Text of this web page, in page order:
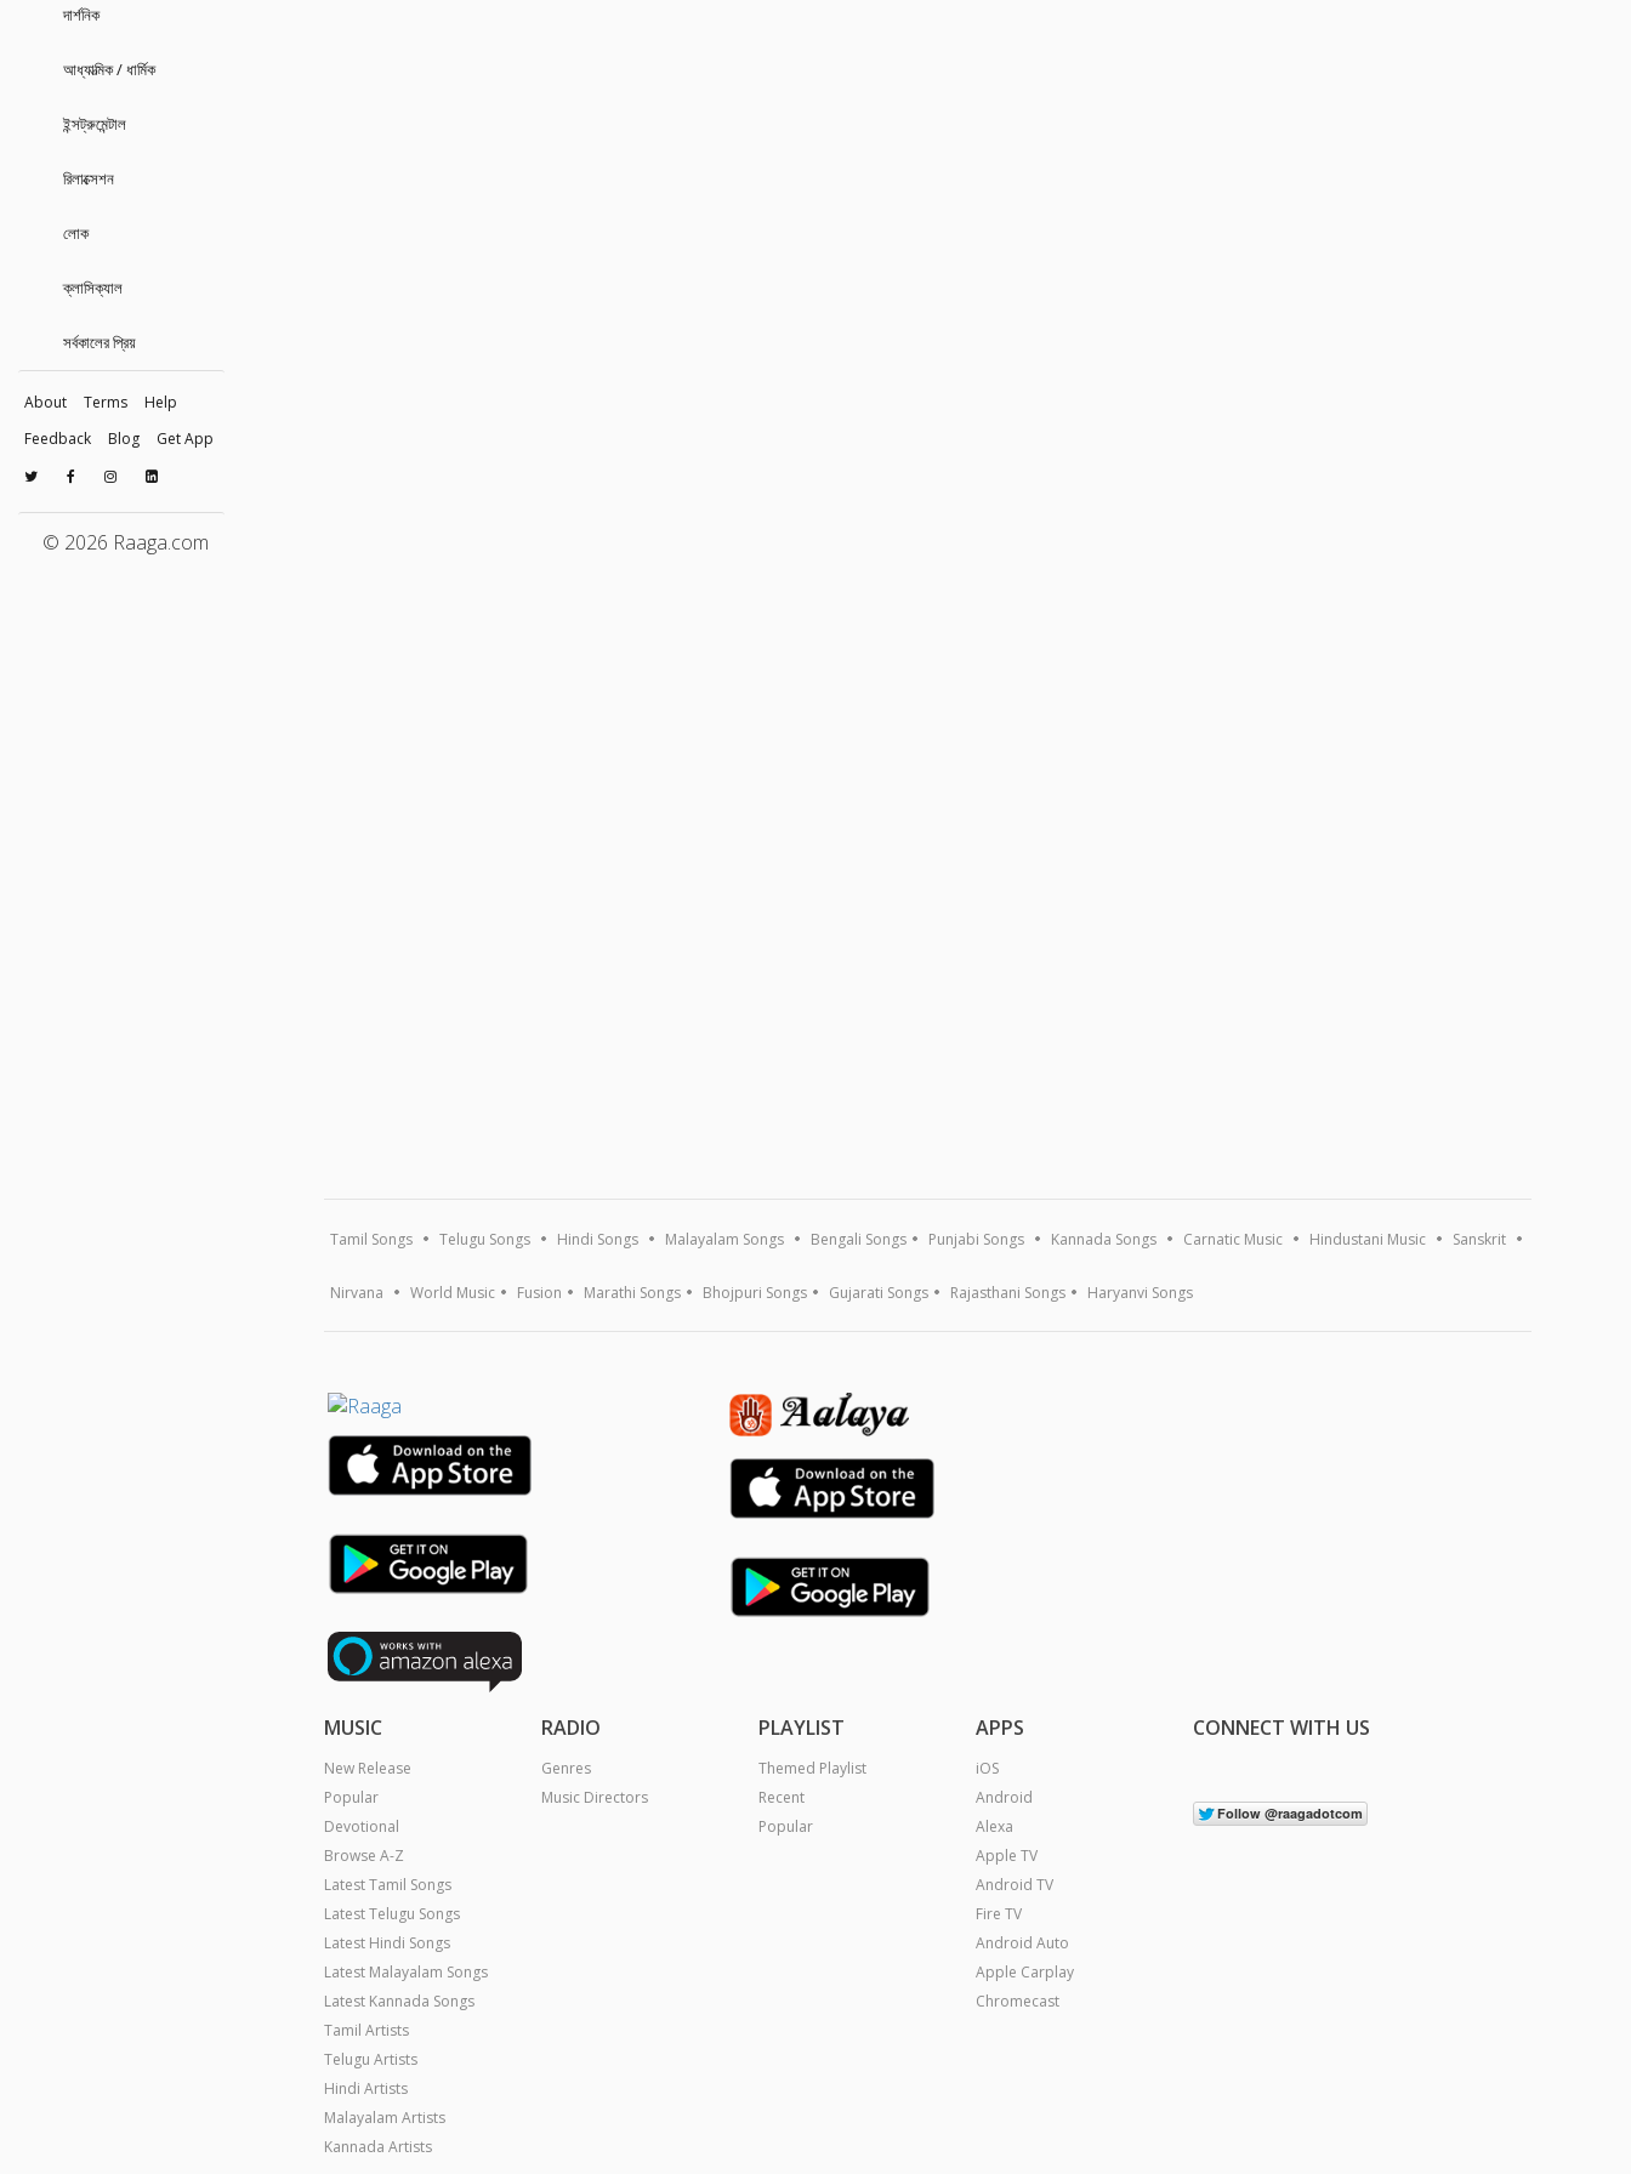
দার্শনিক
আধ্যাত্মিক / ধার্মিক
ইন্সট্রুমেন্টাল
রিলাক্সেশন
লোক
ক্লাসিক্যাল
সর্বকালের প্রিয়
About Terms
Help
Feedback
Blog Get App
© 2026 Raaga.com
Tamil Songs Telugu Songs Hindi Songs Malayalam Songs Bengali Songs Punjabi Songs Kannada Songs Carnatic Music Hindustani Music Sanskrit
Nirvana World Music Fusion Marathi Songs Bhojpuri Songs Gujarati Songs Rajasthani Songs Haryanvi Songs
MUSIC
New Release
Popular
Devotional
Browse A-Z
Latest Tamil Songs
Latest Telugu Songs
Latest Hindi Songs
Latest Malayalam Songs
Latest Kannada Songs
Tamil Artists
Telugu Artists
Hindi Artists
Malayalam Artists
Kannada Artists
RADIO
Genres
Music Directors
PLAYLIST
Themed Playlist
Recent
Popular
APPS
iOS
Android
Alexa
Apple TV
Android TV
Fire TV
Android Auto
Apple Carplay
Chromecast
CONNECT WITH US